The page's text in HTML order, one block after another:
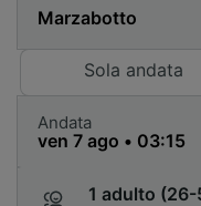
Sola andata
Andata
1 adulto (26-